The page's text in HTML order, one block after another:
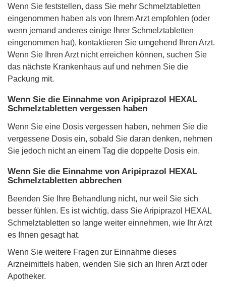
Wenn Sie feststellen, dass Sie mehr Schmelztabletten
eingenommen haben als von Ihrem Arzt empfohlen (oder
wenn jemand anderes einige Ihrer Schmelztabletten
eingenommen hat), kontaktieren Sie umgehend Ihren Arzt.
Wenn Sie Ihren Arzt nicht erreichen können, suchen Sie
das nächste Krankenhaus auf und nehmen Sie die
Packung mit.
Wenn Sie die Einnahme von Aripiprazol HEXAL
Schmelztabletten vergessen haben
Wenn Sie eine Dosis vergessen haben, nehmen Sie die
vergessene Dosis ein, sobald Sie daran denken, nehmen
Sie jedoch nicht an einem Tag die doppelte Dosis ein.
Wenn Sie die Einnahme von Aripiprazol HEXAL
Schmelztabletten abbrechen
Beenden Sie Ihre Behandlung nicht, nur weil Sie sich
besser fühlen. Es ist wichtig, dass Sie Aripiprazol HEXAL
Schmelztabletten so lange weiter einnehmen, wie Ihr Arzt
es Ihnen gesagt hat.
Wenn Sie weitere Fragen zur Einnahme dieses
Arzneimittels haben, wenden Sie sich an Ihren Arzt oder
Apotheker.